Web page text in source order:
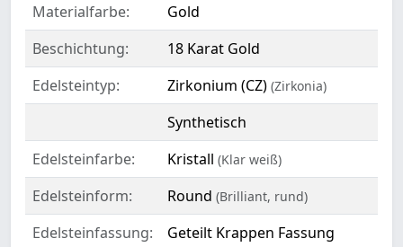
Materialfarbe:
Gold
Beschichtung:
18 Karat Gold
Edelsteintyp:
Zirkonium (CZ) (Zirkonia)
Synthetisch
Edelsteinfarbe:
Kristall (Klar weiß)
Edelsteinform: Round (Brilliant, rund)
Edelsteinfassung:
Geteilt Krappen Fassung